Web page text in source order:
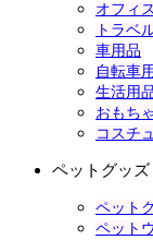
オフィ
トラベ
車用品
自転車
生活用
おもち
コスチ
ペットグッズ
ペット
ペット